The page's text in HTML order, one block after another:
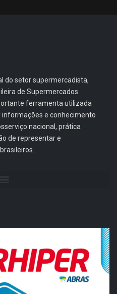
do setor supermercadista,
de Supermercados
ferramenta utilizada
e conhecimento
nacional, prática
de representar e